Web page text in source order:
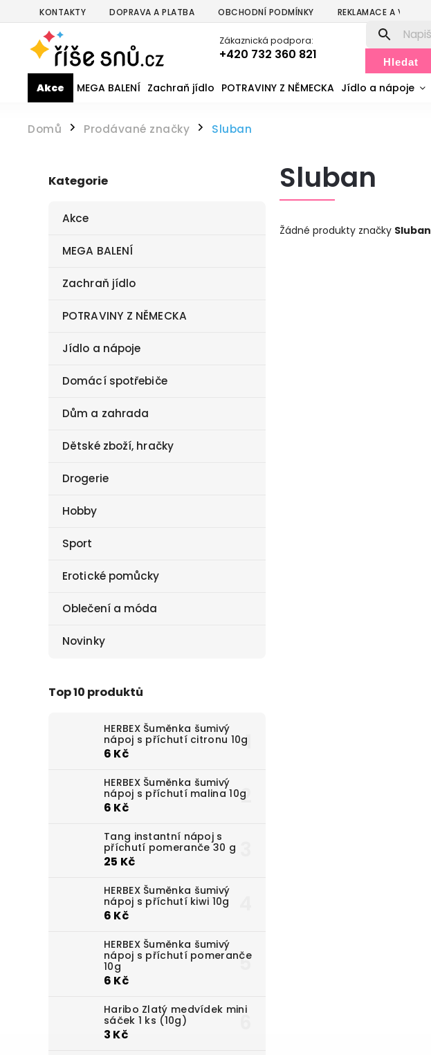
KONTAKTY DOPRAVA A PLATBA OBCHODNÍ PODMÍNKY REKLAMACE A VRÁCENÍ
Zákaznická podpora:
+420 732 360 821 Hledat
Akce MEGA BALENÍ Zachraň jídlo POTRAVINY Z NĚMECKA Jídlo a nápoje
Domů / Prodávané značky / Sluban
Kategorie
Akce
MEGA BALENÍ
Zachraň jídlo
POTRAVINY Z NĚMECKA
Jídlo a nápoje
Domácí spotřebiče
Dům a zahrada
Dětské zboží, hračky
Drogerie
Hobby
Sport
Erotické pomůcky
Oblečení a móda
Novinky
Top 10 produktů
HERBEX Šuměnka šumivý
nápoj s příchutí citronu 10g
6 Kč
HERBEX Šuměnka šumivý
nápoj s příchutí malina 10g
6 Kč
Tang instantní nápoj s
příchutí pomeranče 30 g
25 Kč
HERBEX Šuměnka šumivý
nápoj s příchutí kiwi 10g
6 Kč
HERBEX Šuměnka šumivý
nápoj s příchutí pomeranče
10g
6 Kč
Haribo Zlatý medvídek mini
sáček 1 ks (10g)
3 Kč
Sluban
Žádné produkty značky Sluban